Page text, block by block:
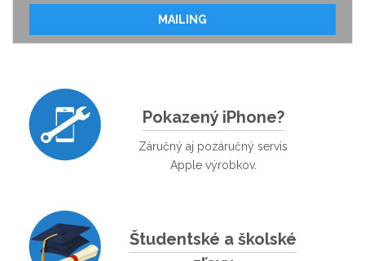
MAILING
Pokazený iPhone?
Záručný aj pozáručný servis
Apple výrobkov.
Študentské a školské